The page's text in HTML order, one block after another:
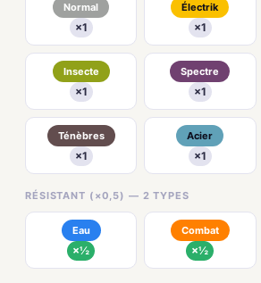
Normal
×1
Électrik
×1
Insecte
×1
Spectre
×1
Ténèbres
×1
Acier
×1
RÉSISTANT (×0,5) — 2 TYPES
Eau
×½
Combat
×½